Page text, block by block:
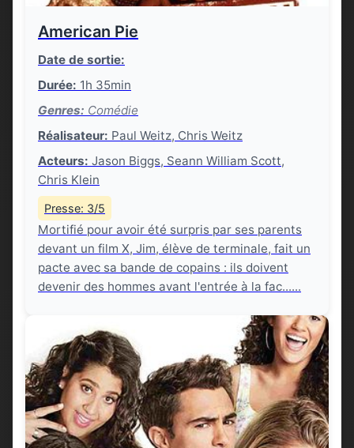
American Pie
Date de sortie:
Durée: 1h 35min
Genres: Comédie
Réalisateur: Paul Weitz, Chris Weitz
Acteurs: Jason Biggs, Seann William Scott,
Chris Klein
Presse: 3/5
Mortifié pour avoir été surpris par ses parents
devant un film X, Jim, élève de terminale, fait un
pacte avec sa bande de copains : ils doivent
devenir des hommes avant l'entrée à la fac......